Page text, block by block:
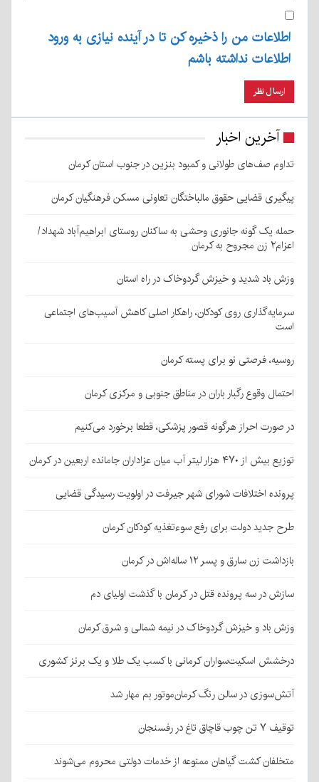
اطلاعات من را ذخیره کن تا در آینده نیازی به ورود
اطلاعات نداشته باشم
آخرین اخبار
تداوم صف‌های طولانی و کمبود بنزین در جنوب استان کرمان
پیگیری قضایی حقوق مالباختگان تعاونی مسکن فرهنگیان کرمان
حمله یک گونه جانوری وحشی به ساکنان روستای ابراهیم‌آباد شهداد/
اعزام۲ زن مجروح به کرمان
وزش باد شدید و خیزش گردوخاک در راه استان
سرمایه‌گذاری روی کودکان، راهکار اصلی کاهش آسیب‌های اجتماعی
است
روسیه، فرصتی نو برای پسته کرمان
احتمال وقوع رگبار باران در مناطق جنوبی و مرکزی کرمان
در صورت احراز هرگونه قصور پزشکی، قطعا برخورد می‌کنیم
توزیع بیش از ۴۷۰ هزار لیتر آب میان عزاداران جامانده اربعین در کرمان
پرونده اختلافات شورای شهر جیرفت در اولویت رسیدگی قضایی
طرح جدید دولت برای رفع سوءتغذیه کودکان کرمان
بازداشت زن سارق و پسر ۱۲ ساله‌اش در کرمان
سازش در سه پرونده قتل در کرمان با گذشت اولیای دم
وزش باد و خیزش گردوخاک در نیمه شمالی و شرق کرمان
درخشش اسکیت‌سواران کرمانی با کسب یک طلا و یک برنز کشوری
آتش‌سوزی در سالن رنگ کرمان‌موتور بم مهار شد
توقیف ۷ تن چوب قاچاق تاغ در رفسنجان
متخلفان کشت گیاهان ممنوعه از خدمات دولتی محروم می‌شوند